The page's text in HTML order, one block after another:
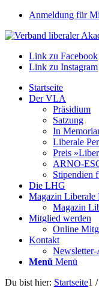
Anmeldung für
Link zu Facebook
Link zu Instagram
Startseite
Der VLA
Präsidium
Satzung
In
Liberale
Preis
ARNO-
Stipendien
Die LHG
Magazin Liberale
Magazin
Mitglied werden
Online
Kontakt
Menü Menü
Du bist hier: Startseite1 /